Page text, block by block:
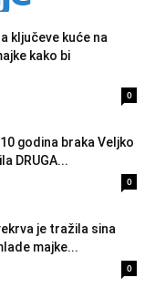
ključeve kuće na
kako bi
0
godina braka Veljko
DRUGA...
0
je tražila sina
majke...
0